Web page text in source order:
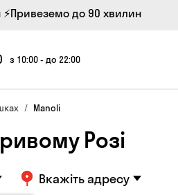
⚡Привеземо до 90 хвилин
з 10:00 - до 22:00
Manoli
Розі
Вкажіть адресу